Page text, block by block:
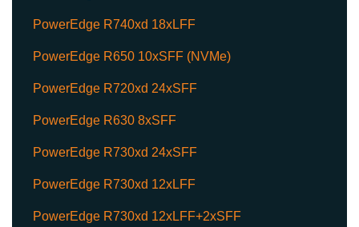
PowerEdge R740xd 18xLFF
PowerEdge R650 10xSFF (NVMe)
PowerEdge R720xd 24xSFF
PowerEdge R630 8xSFF
PowerEdge R730xd 24xSFF
PowerEdge R730xd 12xLFF
PowerEdge R730xd 12xLFF+2xSFF